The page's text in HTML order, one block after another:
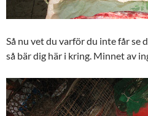
Så nu vet du varför du inte får se
så bär dig här i kring. Minnet av